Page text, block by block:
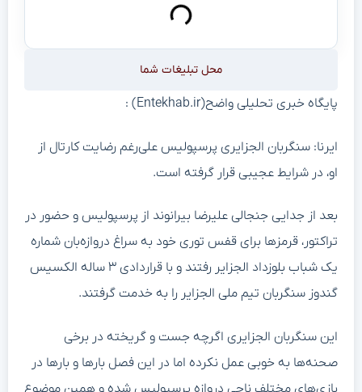
محل تبلیغات شما
پایگاه خبری تحلیلی واضح(Entekhab.ir) :
ایرنا: سنگربان الجزایری پرسپولیس علی‌رغم رضایت کارتال از
او، در شرایط عجیبی قرار گرفته است.
بعد از جدایی جنجالی علیرضا بیرانوند از پرسپولیس و حضور در
تراکتور، قرمزها برای قفس توری خود به سراغ دروازه‌بان شماره
یک شباب بلوزداد الجزایر رفتند و با قراردادی ۳ ساله الکسیس
گندوز سنگربان تیم ملی الجزایر را به خدمت گرفتند.
این سنگربان الجزایری اگرچه جست و گریخته در برخی
صحنه‌ها به خوبی عمل نکرده اما در این فصل بارها و بارها در
بازی‌های مختلف ناجی دروازه پرسپولیس شده و همین موضوع